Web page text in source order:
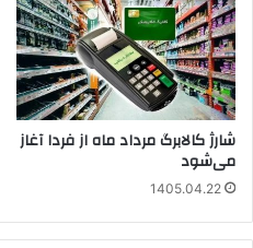
شارژ کالابرگ مرداد ماه از فردا آغاز
می‌شود
1405.04.22